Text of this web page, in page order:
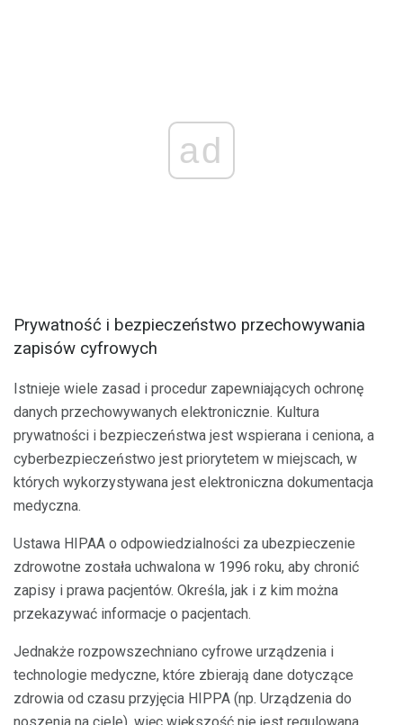
ad
Prywatność i bezpieczeństwo przechowywania
zapisów cyfrowych
Istnieje wiele zasad i procedur zapewniających ochronę
danych przechowywanych elektronicznie. Kultura
prywatności i bezpieczeństwa jest wspierana i ceniona, a
cyberbezpieczeństwo jest priorytetem w miejscach, w
których wykorzystywana jest elektroniczna dokumentacja
medyczna.
Ustawa HIPAA o odpowiedzialności za ubezpieczenie
zdrowotne została uchwalona w 1996 roku, aby chronić
zapisy i prawa pacjentów. Określa, jak i z kim można
przekazywać informacje o pacjentach.
Jednakże rozpowszechniano cyfrowe urządzenia i
technologie medyczne, które zbierają dane dotyczące
zdrowia od czasu przyjęcia HIPPA (np. Urządzenia do